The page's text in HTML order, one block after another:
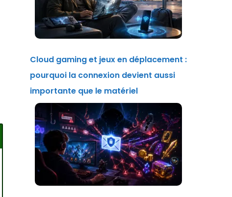
Cloud gaming et jeux en déplacement :
pourquoi la connexion devient aussi
importante que le matériel